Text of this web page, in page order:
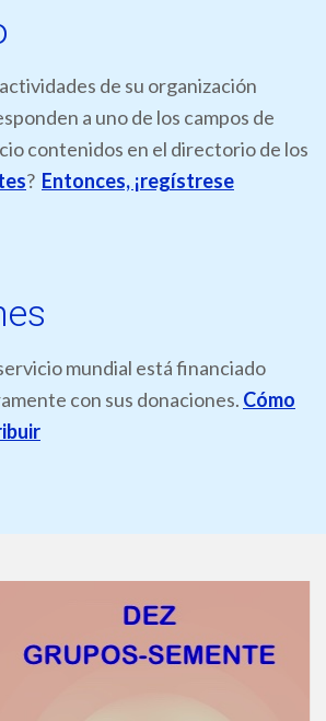
de su organización
a uno de los campos de
contenidos en el directorio de los
? Entonces, ¡regístrese
mundial está financiado
con sus donaciones. Cómo